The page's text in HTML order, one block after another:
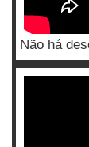
Não há